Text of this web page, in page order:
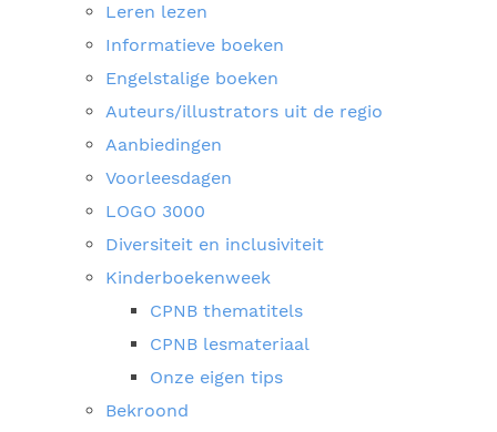
Leren lezen
Informatieve boeken
Engelstalige boeken
Auteurs/illustrators uit de regio
Aanbiedingen
Voorleesdagen
LOGO 3000
Diversiteit en inclusiviteit
Kinderboekenweek
CPNB thematitels
CPNB lesmateriaal
Onze eigen tips
Bekroond